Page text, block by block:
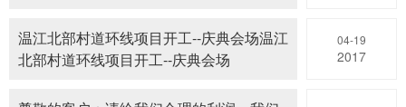
温江北部村道环线项目开工--庆典会场温江
北部村道环线项目开工--庆典会场
04-19
2017